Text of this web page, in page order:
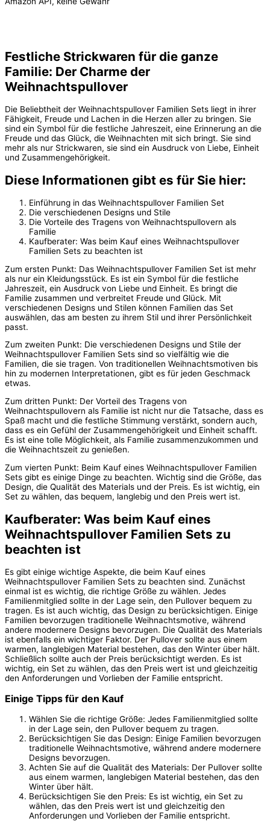
Festliche Strickwaren für die ganze
Familie: Der Charme der
Weihnachtspullover
Die Beliebtheit der Weihnachtspullover Familien Sets liegt in ihrer
Fähigkeit, Freude und Lachen in die Herzen aller zu bringen. Sie
sind ein Symbol für die festliche Jahreszeit, eine Erinnerung an die
Freude und das Glück, die Weihnachten mit sich bringt. Sie sind
mehr als nur Strickwaren, sie sind ein Ausdruck von Liebe, Einheit
und Zusammengehörigkeit.
Diese Informationen gibt es für Sie hier:
Einführung in das Weihnachtspullover Familien Set
Die verschiedenen Designs und Stile
Die Vorteile des Tragens von Weihnachtspullovern als
Familie
Kaufberater: Was beim Kauf eines Weihnachtspullover
Familien Sets zu beachten ist
Zum ersten Punkt: Das Weihnachtspullover Familien Set ist mehr
als nur ein Kleidungsstück. Es ist ein Symbol für die festliche
Jahreszeit, ein Ausdruck von Liebe und Einheit. Es bringt die
Familie zusammen und verbreitet Freude und Glück. Mit
verschiedenen Designs und Stilen können Familien das Set
auswählen, das am besten zu ihrem Stil und ihrer Persönlichkeit
passt.
Zum zweiten Punkt: Die verschiedenen Designs und Stile der
Weihnachtspullover Familien Sets sind so vielfältig wie die
Familien, die sie tragen. Von traditionellen Weihnachtsmotiven bis
hin zu modernen Interpretationen, gibt es für jeden Geschmack
etwas.
Zum dritten Punkt: Der Vorteil des Tragens von
Weihnachtspullovern als Familie ist nicht nur die Tatsache, dass es
Spaß macht und die festliche Stimmung verstärkt, sondern auch,
dass es ein Gefühl der Zusammengehörigkeit und Einheit schafft.
Es ist eine tolle Möglichkeit, als Familie zusammenzukommen und
die Weihnachtszeit zu genießen.
Zum vierten Punkt: Beim Kauf eines Weihnachtspullover Familien
Sets gibt es einige Dinge zu beachten. Wichtig sind die Größe, das
Design, die Qualität des Materials und der Preis. Es ist wichtig, ein
Set zu wählen, das bequem, langlebig und den Preis wert ist.
Kaufberater: Was beim Kauf eines
Weihnachtspullover Familien Sets zu
beachten ist
Es gibt einige wichtige Aspekte, die beim Kauf eines
Weihnachtspullover Familien Sets zu beachten sind. Zunächst
einmal ist es wichtig, die richtige Größe zu wählen. Jedes
Familienmitglied sollte in der Lage sein, den Pullover bequem zu
tragen. Es ist auch wichtig, das Design zu berücksichtigen. Einige
Familien bevorzugen traditionelle Weihnachtsmotive, während
andere modernere Designs bevorzugen. Die Qualität des Materials
ist ebenfalls ein wichtiger Faktor. Der Pullover sollte aus einem
warmen, langlebigen Material bestehen, das den Winter über hält.
Schließlich sollte auch der Preis berücksichtigt werden. Es ist
wichtig, ein Set zu wählen, das den Preis wert ist und gleichzeitig
den Anforderungen und Vorlieben der Familie entspricht.
Einige Tipps für den Kauf
Wählen Sie die richtige Größe: Jedes Familienmitglied sollte
in der Lage sein, den Pullover bequem zu tragen.
Berücksichtigen Sie das Design: Einige Familien bevorzugen
traditionelle Weihnachtsmotive, während andere modernere
Designs bevorzugen.
Achten Sie auf die Qualität des Materials: Der Pullover sollte
aus einem warmen, langlebigen Material bestehen, das den
Winter über hält.
Berücksichtigen Sie den Preis: Es ist wichtig, ein Set zu
wählen, das den Preis wert ist und gleichzeitig den
Anforderungen und Vorlieben der Familie entspricht.